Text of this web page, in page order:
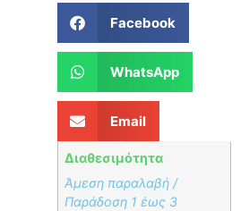
Facebook
WhatsApp
Email
Διαθεσιμότητα
Άμεση παραλαβή /
Παράδoση 1 έως 3